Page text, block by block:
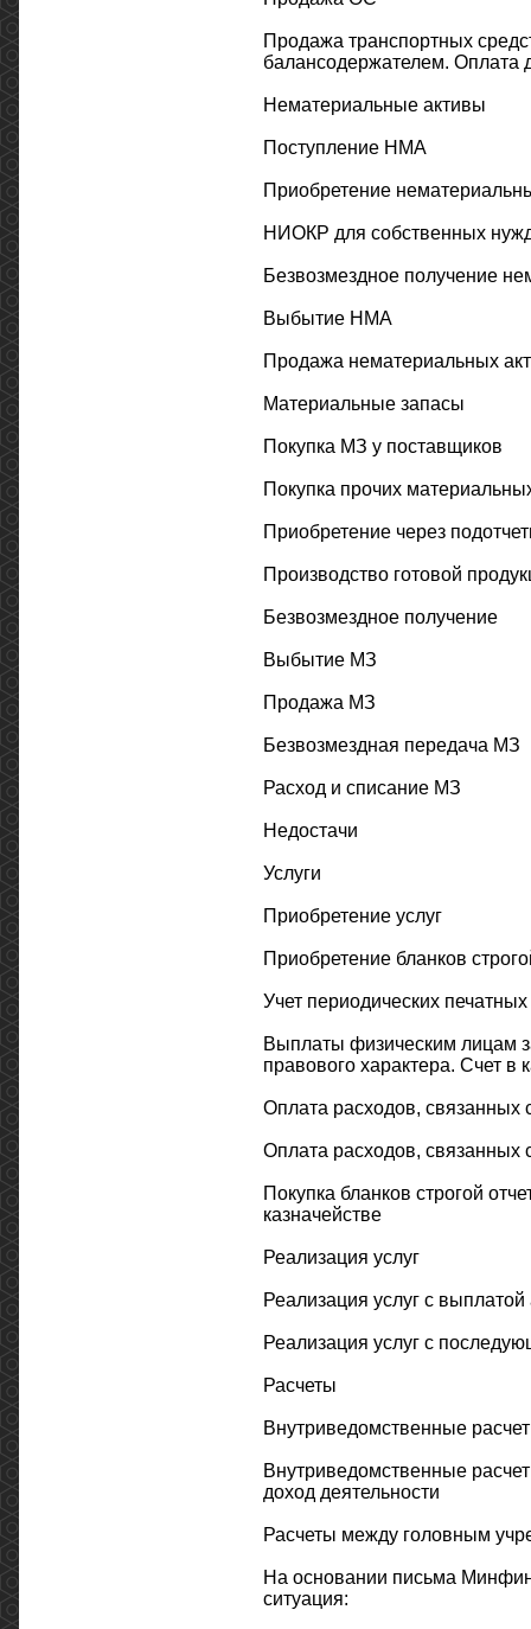
Продажа транспортных
балансодержателем. Оплата
Нематериальные активы
Поступление НМА
Приобретение
НИОКР для собственных
Безвозмездное получение
Выбытие НМА
Продажа нематериальных
Материальные запасы
Покупка МЗ у поставщиков
Покупка прочих
Приобретение через
Производство готовой
Безвозмездное получение
Выбытие МЗ
Продажа МЗ
Безвозмездная передача МЗ
Расход и списание МЗ
Недостачи
Услуги
Приобретение услуг
Приобретение бланков
Учет периодических
Выплаты физическим лицам
правового характера. Счет в
Оплата расходов, связанных
Оплата расходов, связанных
Покупка бланков строгой
казначействе
Реализация услуг
Реализация услуг с
Реализация услуг с
Расчеты
Внутриведомственные
Внутриведомственные
доход деятельности
Расчеты между головным
На основании письма
ситуация: